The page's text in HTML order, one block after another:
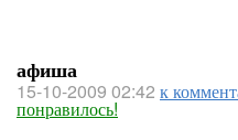
афиша
15-10-2009 02:42 к
понравилось!